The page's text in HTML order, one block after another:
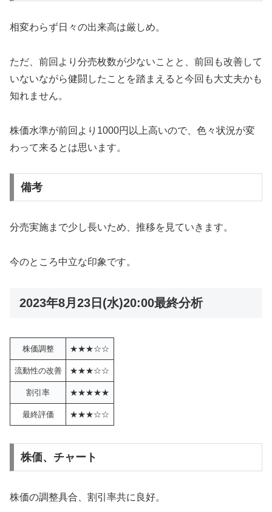
相変わらず日々の出来高は厳しめ。
ただ、前回より分売枚数が少ないことと、前回も改善して
いないながら健闘したことを踏まえると今回も大丈夫かも
知れません。
株価水準が前回より1000円以上高いので、色々状況が変
わって来るとは思います。
備考
分売実施まで少し長いため、推移を見ていきます。
今のところ中立な印象です。
2023年8月23日(水)20:00最終分析
株価調整 ★★★☆☆
流動性の改善 ★★★☆☆
割引率 ★★★★★
最終評価 ★★★☆☆
株価、チャート
株価の調整具合、割引率共に良好。